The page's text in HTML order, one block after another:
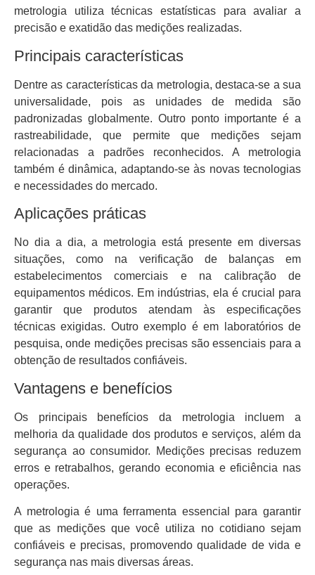
metrologia utiliza técnicas estatísticas para avaliar a
precisão e exatidão das medições realizadas.
Principais características
Dentre as características da metrologia, destaca-se a sua
universalidade, pois as unidades de medida são
padronizadas globalmente. Outro ponto importante é a
rastreabilidade, que permite que medições sejam
relacionadas a padrões reconhecidos. A metrologia
também é dinâmica, adaptando-se às novas tecnologias
e necessidades do mercado.
Aplicações práticas
No dia a dia, a metrologia está presente em diversas
situações, como na verificação de balanças em
estabelecimentos comerciais e na calibração de
equipamentos médicos. Em indústrias, ela é crucial para
garantir que produtos atendam às especificações
técnicas exigidas. Outro exemplo é em laboratórios de
pesquisa, onde medições precisas são essenciais para a
obtenção de resultados confiáveis.
Vantagens e benefícios
Os principais benefícios da metrologia incluem a
melhoria da qualidade dos produtos e serviços, além da
segurança ao consumidor. Medições precisas reduzem
erros e retrabalhos, gerando economia e eficiência nas
operações.
A metrologia é uma ferramenta essencial para garantir
que as medições que você utiliza no cotidiano sejam
confiáveis e precisas, promovendo qualidade de vida e
segurança nas mais diversas áreas.